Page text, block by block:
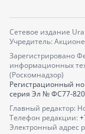
Сетевое издание
Учредитель:
Зарегистрировано
информационных
(Роскомнадзор)
Регистрационный
серия Эл № ФС77-
Главный редактор:
Телефон редакции:
Электронный адрес